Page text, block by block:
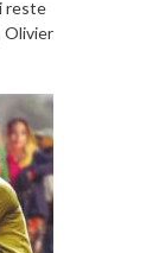
reste
Olivier